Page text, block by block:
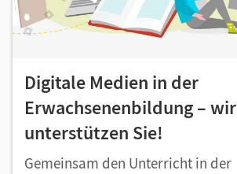
Digitale Medien in der
Erwachsenenbildung – wir
unterstützen Sie!
Gemeinsam den Unterricht in der